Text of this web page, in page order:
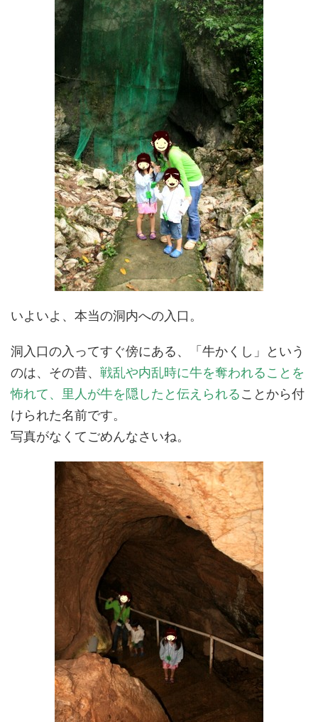
いよいよ、本当の洞内への入口。
洞入口の入ってすぐ傍にある、「牛かくし」という
のは、その昔、 戦乱や内乱時に牛を奪われることを
怖れて、里人が牛を隠したと伝えられることから付
けられた名前です。
写真がなくてごめんなさいね。